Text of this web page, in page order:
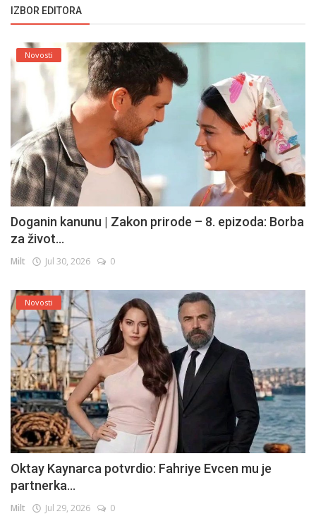
IZBOR EDITORA
Novosti
Doganin kanunu | Zakon prirode – 8. epizoda: Borba
za život...
Milt Jul 30, 2026 0
Novosti
Oktay Kaynarca potvrdio: Fahriye Evcen mu je
partnerka...
Milt Jul 29, 2026 0